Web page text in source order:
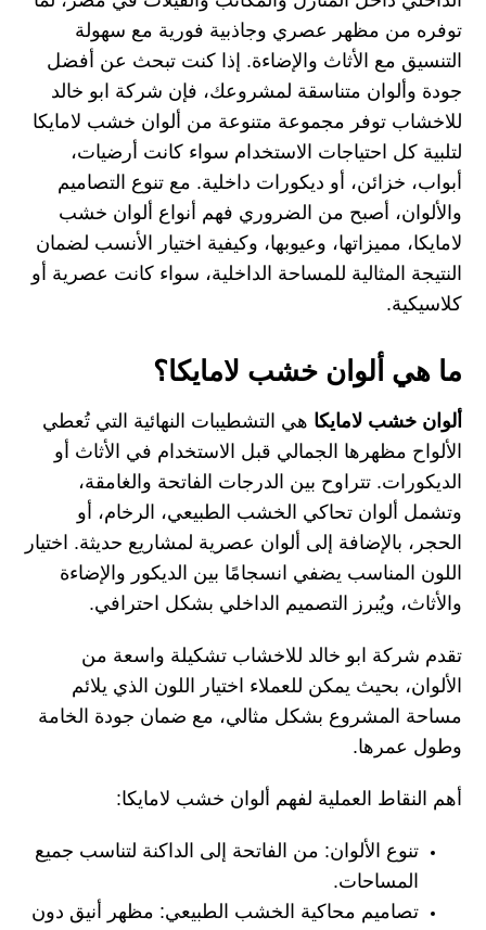
توفره من مظهر عصري وجاذبية فورية مع سهولة
التنسيق مع الأثاث والإضاءة. إذا كنت تبحث عن أفضل
جودة وألوان متناسقة لمشروعك، فإن شركة ابو خالد
للاخشاب توفر مجموعة متنوعة من ألوان خشب لامايكا
لتلبية كل احتياجات الاستخدام سواء كانت أرضيات،
أبواب، خزائن، أو ديكورات داخلية. مع تنوع التصاميم
والألوان، أصبح من الضروري فهم أنواع ألوان خشب
لامايكا، مميزاتها، وعيوبها، وكيفية اختيار الأنسب لضمان
النتيجة المثالية للمساحة الداخلية، سواء كانت عصرية أو
كلاسيكية.
ما هي ألوان خشب لامايكا؟
ألوان خشب لامايكا هي التشطيبات النهائية التي تُعطي
الألواح مظهرها الجمالي قبل الاستخدام في الأثاث أو
الديكورات. تتراوح بين الدرجات الفاتحة والغامقة،
وتشمل ألوان تحاكي الخشب الطبيعي، الرخام، أو
الحجر، بالإضافة إلى ألوان عصرية لمشاريع حديثة. اختيار
اللون المناسب يضفي انسجامًا بين الديكور والإضاءة
والأثاث، ويُبرز التصميم الداخلي بشكل احترافي.
تقدم شركة ابو خالد للاخشاب تشكيلة واسعة من
الألوان، بحيث يمكن للعملاء اختيار اللون الذي يلائم
مساحة المشروع بشكل مثالي، مع ضمان جودة الخامة
وطول عمرها.
أهم النقاط العملية لفهم ألوان خشب لامايكا:
تنوع الألوان: من الفاتحة إلى الداكنة لتناسب جميع
المساحات.
تصاميم محاكية الخشب الطبيعي: مظهر أنيق دون